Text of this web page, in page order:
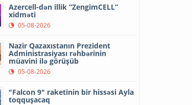
Azercell-dən illik “ZengimCELL”
xidməti
05-08-2026
Nazir Qazaxıstanın Prezident
Administrasiyası rəhbərinin
müavini ilə görüşüb
05-08-2026
"Falcon 9" raketinin bir hissəsi Ayla
toqquşacaq